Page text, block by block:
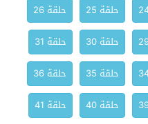
حلقة 25
حلقة 26
حلقة 30
حلقة 31
حلقة 35
حلقة 36
حلقة 40
حلقة 41